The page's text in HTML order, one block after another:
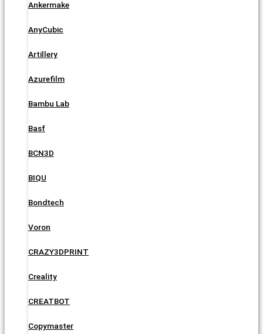
Ankermake
AnyCubic
Artillery
Azurefilm
Bambu Lab
Basf
BCN3D
BIQU
Bondtech
Voron
CRAZY3DPRINT
Creality
CREATBOT
Copymaster